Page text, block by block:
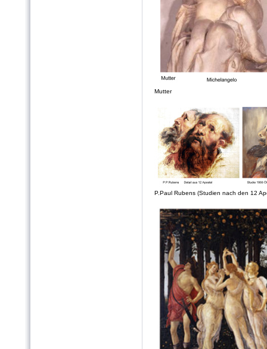
Mutter
P.Paul Rubens (Studien nach den 12